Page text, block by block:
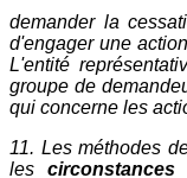
demander la
d'engager une
L'entité
groupe de
qui concerne les
11. Les méthodes
les